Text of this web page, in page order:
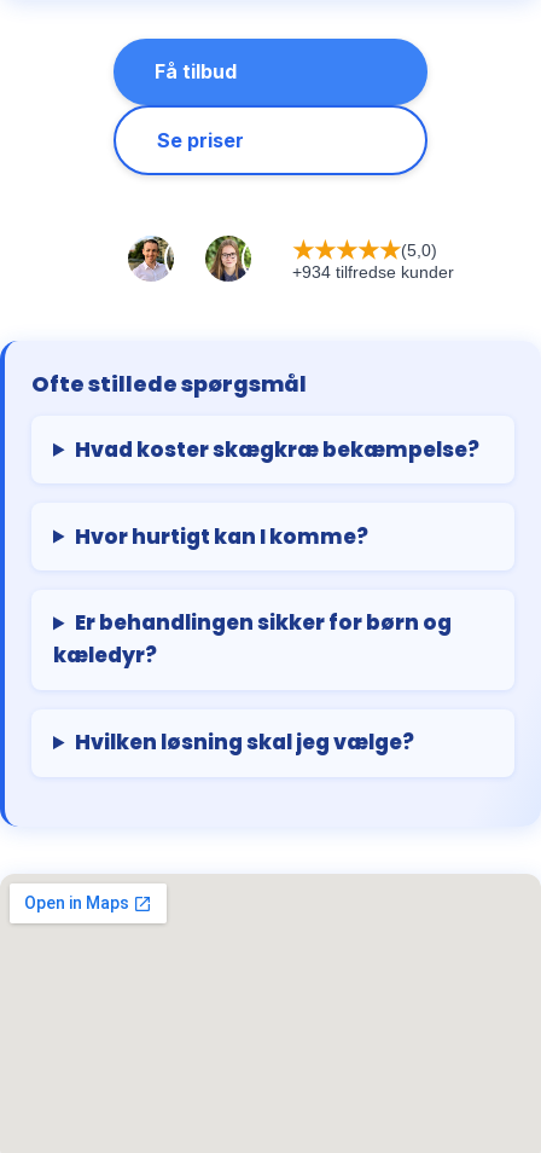
Få tilbud
Se priser
★★★★★(5,0)
+934 tilfredse kunder
Ofte stillede spørgsmål
Hvad koster skægkræ bekæmpelse?
Hvor hurtigt kan I komme?
Er behandlingen sikker for børn og
kæledyr?
Hvilken løsning skal jeg vælge?